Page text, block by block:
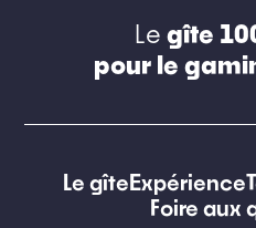
Le gîte
pour le
Le gîteExpérience
Foire aux